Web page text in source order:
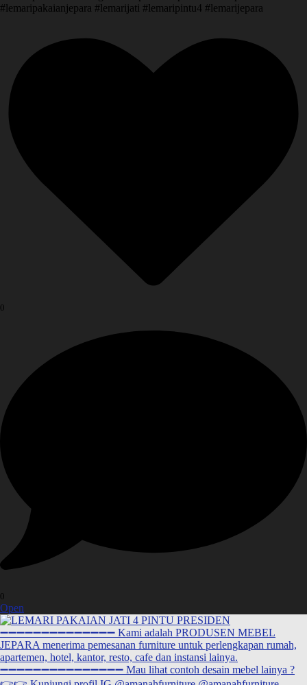
#lemaripakaianjepara #lemarijati #lemaripintu4 #lemarijepara
0
0
Open